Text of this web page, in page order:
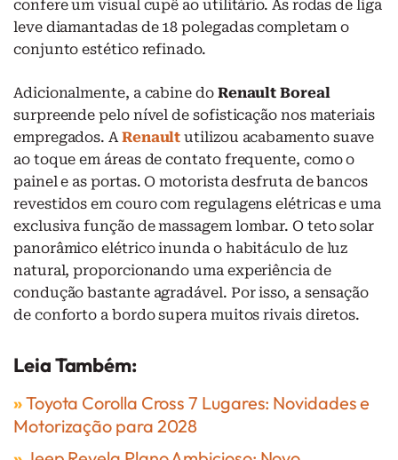
confere um visual cupê ao utilitário. As rodas de liga
leve diamantadas de 18 polegadas completam o
conjunto estético refinado.
Adicionalmente, a cabine do Renault Boreal
surpreende pelo nível de sofisticação nos materiais
empregados. ARenault utilizou acabamento suave
ao toque em áreas de contato frequente, como o
painel e as portas. O motorista desfruta de bancos
revestidos em couro com regulagens elétricas e uma
exclusiva função de massagem lombar. O teto solar
panorâmico elétrico inunda o habitáculo de luz
natural, proporcionando uma experiência de
condução bastante agradável. Por isso, a sensação
de conforto a bordo supera muitos rivais diretos.
Leia Também:
»Toyota Corolla Cross 7 Lugares: Novidades e
Motorização para 2028